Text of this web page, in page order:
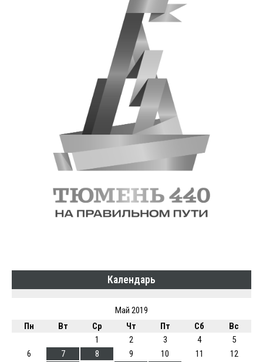
Календарь
Май 2019
Пн
Вт Ср Чт Пт Сб
Вс
1
2 3 4
5
6
7 8 9 10 11
12